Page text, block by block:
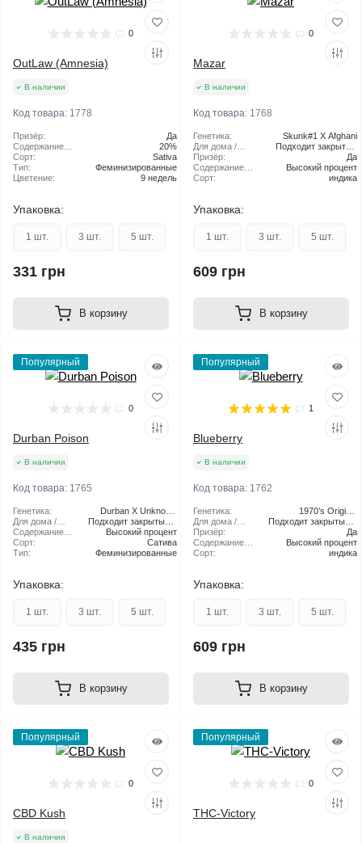
0
OutLaw (Amnesia)
В наличии
Код товара: 1778
Призёр:
Да
Содержание
ТГК:
20%
Сорт:
Sativa
Тип:
Феминизированные
Цветение:
9 недель
Упаковка:
1 шт. 3 шт. 5 шт.
331 грн
В корзину
0
Mazar
В наличии
Код товара: 1768
Генетика:
Skunk#1 X Afghani
Для дома /
улицы:
Подходит закрытый
грунт
Призёр:
Да
Содержание
ТГК:
Высокий процент
Сорт:
индика
Упаковка:
1 шт. 3 шт. 5 шт.
609 грн
В корзину
Популярный
0
Durban Poison
В наличии
Код товара: 1765
Генетика:
Durban X Unknown
Indica
Для дома /
улицы:
Подходит закрытый и
открытый грунт
Содержание
ТГК:
Высокий процент
Сорт:
Сатива
Тип:
Феминизированные
Упаковка:
1 шт. 3 шт. 5 шт.
435 грн
В корзину
Популярный
1
Blueberry
В наличии
Код товара: 1762
Генетика:
1970’s Original
Blueberry
Для дома /
улицы:
Подходит закрытый и
открытый грунт
Призёр:
Да
Содержание
ТГК:
Высокий процент
Сорт:
индика
Упаковка:
1 шт. 3 шт. 5 шт.
609 грн
В корзину
Популярный
0
CBD Kush
В наличии
Популярный
0
THC-Victory